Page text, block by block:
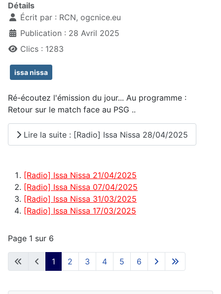
Détails
Écrit par : RCN, ogcnice.eu
Publication : 28 Avril 2025
Clics : 1283
issa nissa
Ré-écoutez l'émission du jour... Au programme :
Retour sur le match face au PSG ..
Lire la suite : [Radio] Issa Nissa 28/04/2025
[Radio] Issa Nissa 21/04/2025
[Radio] Issa Nissa 07/04/2025
[Radio] Issa Nissa 31/03/2025
[Radio] Issa Nissa 17/03/2025
Page 1 sur 6
1 2 3 4 5 6